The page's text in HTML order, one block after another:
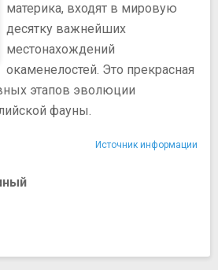
материка, входят в мировую
десятку важнейших
местонахождений
окаменелостей. Это прекрасная
этапов эволюции
фауны.
Источник информации